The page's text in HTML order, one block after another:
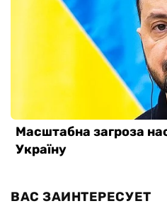
ВАС ЗАИНТЕРЕСУЕТ